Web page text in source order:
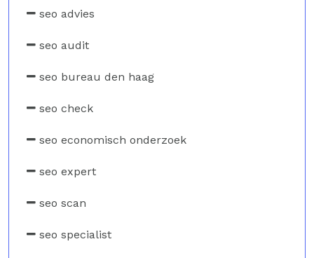
seo advies
seo audit
seo bureau den haag
seo check
seo economisch onderzoek
seo expert
seo scan
seo specialist